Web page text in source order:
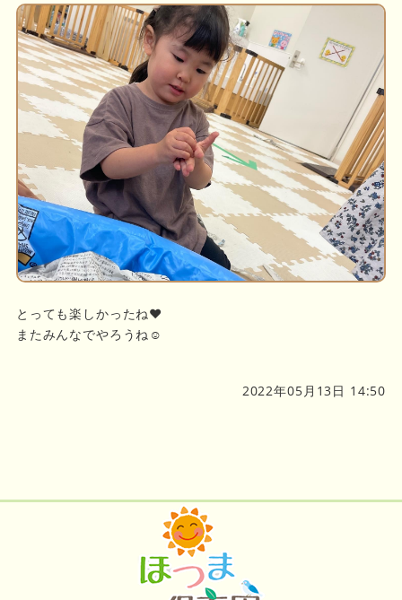
とっても楽しかったね❤️
またみんなでやろうね☺️
2022年05月13日 14:50